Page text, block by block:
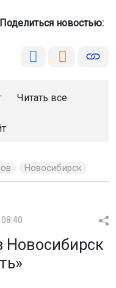
Поделиться новостью:
Читать все
Новосибирск
Новосибирск